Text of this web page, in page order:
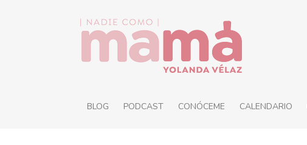
BLOG PODCAST CONÓCEME CALENDARIO